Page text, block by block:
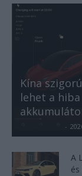
Kína
lehet a
-
A